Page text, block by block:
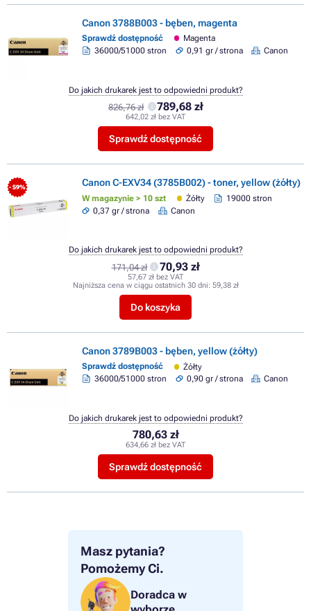
Masz pytania?
Pomożemy Ci.
Doradca w
Canon 3788B003 - bęben, magenta
Sprawdź dostępność
Magenta
36000/51000 stron
0,91 gr / strona Canon
826,76 zł 789,68 zł
642,02 zł bez VAT
Sprawdź dostępność
Do jakich drukarek jest to odpowiedni produkt?
- 59% Canon C-EXV34 (3785B002) - toner, yellow (żółty)
W magazynie > 10 szt Żółty
19000 stron
0,37 gr / strona
Canon
171,04 zł 70,93 zł
57,67 zł bez VAT
Najniższa cena w ciągu ostatnich 30 dni: 59,38 zł
Do koszyka
Do jakich drukarek jest to odpowiedni produkt?
Canon 3789B003 - bęben, yellow (żółty)
Sprawdź dostępność
Żółty
36000/51000 stron
0,90 gr / strona Canon
780,63 zł
634,66 zł bez VAT
Sprawdź dostępność
Do jakich drukarek jest to odpowiedni produkt?